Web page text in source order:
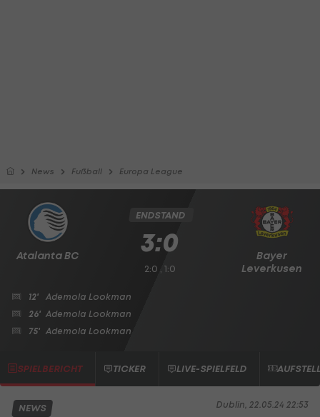
News Fußball Europa League
Atalanta BC
Bayer
Leverkusen
ENDSTAND
3:0
2:0 , 1:0
12'
Ademola Lookman
26' Ademola Lookman
75' Ademola Lookman
SPIELBERICHT TICKER LIVE-SPIELFELD
Dublin, 22.05.24 22:53
NEWS